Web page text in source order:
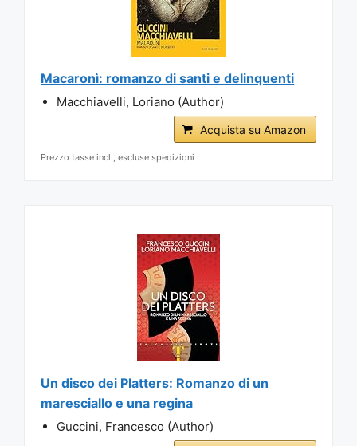
Macaronì: romanzo di santi e delinquenti
Macchiavelli, Loriano (Author)
Acquista su Amazon
Prezzo tasse incl., escluse spedizioni
Un disco dei Platters: Romanzo di un
maresciallo e una regina
Guccini, Francesco (Author)